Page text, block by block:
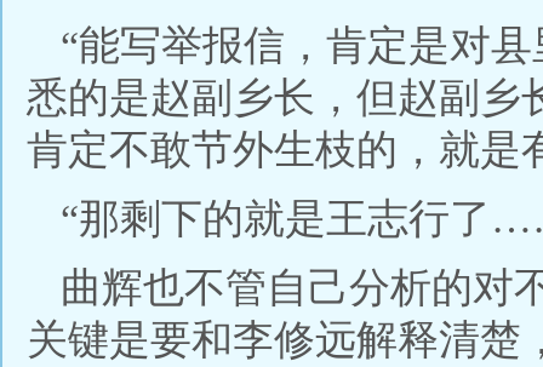
“能写举报信，肯定是对
悉的是赵副乡长，但赵副乡
肯定不敢节外生枝的，就是
“那剩下的就是王志行了
曲辉也不管自己分析的对
关键是要和李修远解释清楚